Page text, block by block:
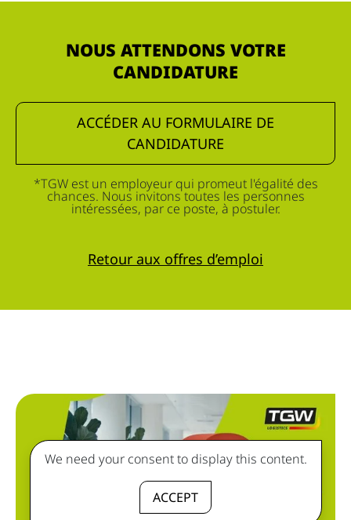
NOUS ATTENDONS VOTRE
CANDIDATURE
ACCÉDER AU FORMULAIRE DE
CANDIDATURE
*TGW est un employeur qui promeut l'égalité des
chances. Nous invitons toutes les personnes
intéressées, par ce poste, à postuler.
Retour aux offres d’emploi
We need your consent to display this content.
ACCEPT